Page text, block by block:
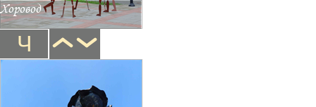
Хоровод
Ч